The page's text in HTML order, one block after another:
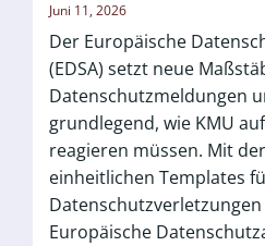
Juni 11, 2026
Der Europäische
(EDSA) setzt neue
Datenschutzmeldungen
grundlegend, wie KMU
reagieren müssen. Mit
einheitlichen Templates
Europäische